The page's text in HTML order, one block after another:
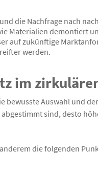
die Nachfrage nach
Materialien demontiert
auf zukünftige
werden.
im
bewusste Auswahl und
sind, desto
die folgenden